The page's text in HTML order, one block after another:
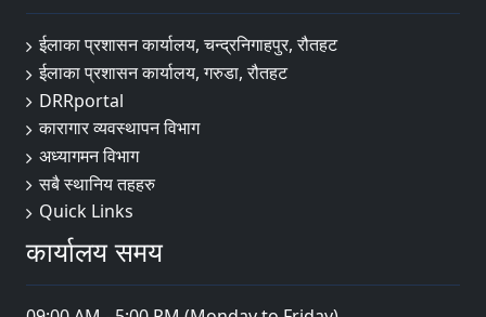
ईलाका प्रशासन कार्यालय, चन्द्रनिगाहपुर, रौतहट
ईलाका प्रशासन कार्यालय, गरुडा, रौतहट
DRRportal
कारागार व्यवस्थापन विभाग
अध्यागमन विभाग
सबै स्थानिय तहहरु
Quick Links
कार्यालय समय